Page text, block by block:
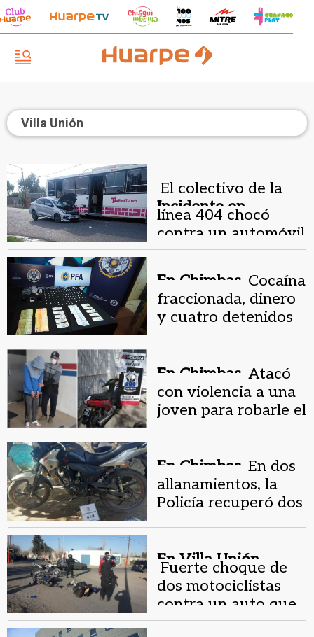
Villa Unión
Incidente en
Chimbas.
El colectivo de la
línea 404 chocó
contra un automóvil
En Chimbas. Cocaína
fraccionada, dinero
y cuatro detenidos
En Chimbas. Atacó
con violencia a una
joven para robarle el
En Chimbas. En dos
allanamientos, la
Policía recuperó dos
En Villa Unión.
Fuerte choque de
dos motociclistas
contra un auto que
se dio a la fuga